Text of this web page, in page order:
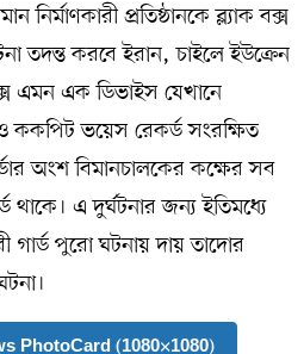
নির্মাণকারী প্রতিষ্ঠানকে ব্ল্যাক বক্স
তদন্ত করবে ইরান, চাইলে ইউক্রেন
এমন এক ডিভাইস যেখানে
ও ককপিট ভয়েস রেকর্ড সংরক্ষিত
অংশ বিমানচালকের কক্ষের সব
থাকে। এ দুর্ঘটনার জন্য ইতিমধ্যে
গার্ড পুরো ঘটনায় দায় তাদোর
PhotoCard (1080×1080)